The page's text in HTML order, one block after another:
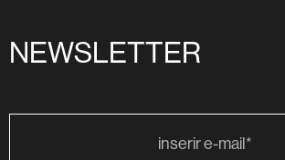
NEWSLETTER